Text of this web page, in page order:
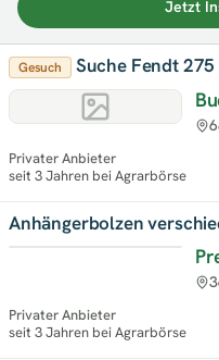
Jetzt
Gesuch Suche Fendt 275
Privater Anbieter
seit 3 Jahren bei Agrarbörse
Anhängerbolzen
Privater Anbieter
seit 3 Jahren bei Agrarbörse